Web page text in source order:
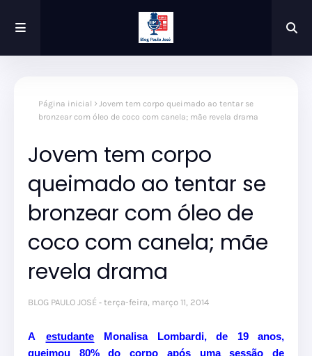
Página inicial
Jovem tem corpo queimado ao tentar se
bronzear com óleo de coco com canela; mãe revela drama
Jovem tem corpo
queimado ao tentar se
bronzear com óleo de
coco com canela; mãe
revela drama
BLOG PAULO JOSÉ terça-feira, março 11, 2014
A estudante Monalisa Lombardi, de 19 anos,
queimou 80% do corpo após uma sessão de